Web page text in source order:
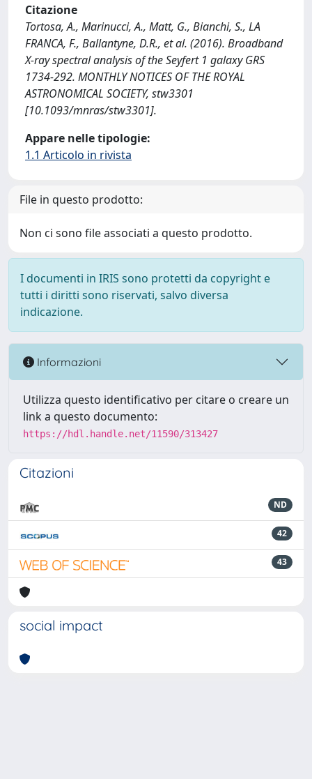
Citazione
Tortosa, A., Marinucci, A., Matt, G., Bianchi, S., LA
FRANCA, F., Ballantyne, D.R., et al. (2016). Broadband
X-ray spectral analysis of the Seyfert 1 galaxy GRS
1734-292. MONTHLY NOTICES OF THE ROYAL
ASTRONOMICAL SOCIETY, stw3301
[10.1093/mnras/stw3301].
Appare nelle tipologie:
1.1 Articolo in rivista
File in questo prodotto:
Non ci sono file associati a questo prodotto.
I documenti in IRIS sono protetti da copyright e
tutti i diritti sono riservati, salvo diversa
indicazione.
Informazioni
Utilizza questo identificativo per citare o creare un
link a questo documento:
https://hdl.handle.net/11590/313427
Citazioni
ND
42
43
social impact